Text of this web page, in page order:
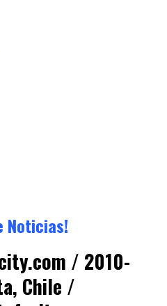
Noticias!
/ 2010-
Chile /